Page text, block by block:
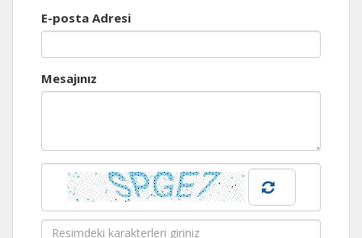
E-posta Adresi
Mesajınız